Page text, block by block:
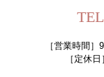
［営業時間］
［定休